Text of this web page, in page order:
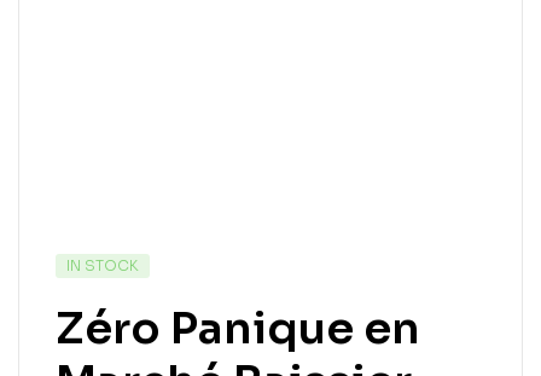
IN STOCK
Zéro Panique en